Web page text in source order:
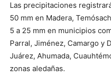
Las precipitaciones
50 mm en Madera,
5 a 25 mm en municipios
Parral, Jiménez, Camargo y
Juárez, Ahumada,
zonas aledañas.